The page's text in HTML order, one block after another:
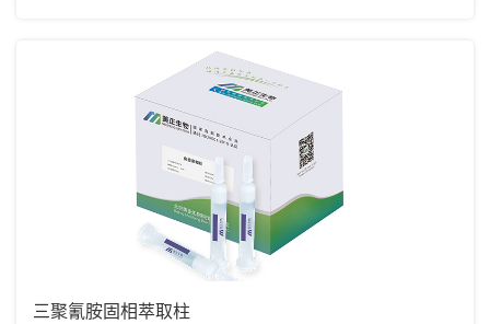
三聚氰胺固相萃取柱